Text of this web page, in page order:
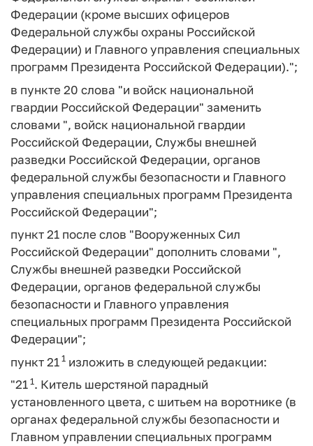
Федерации (кроме высших офицеров
Федеральной службы охраны Российской
Федерации) и Главного управления специальных
программ Президента Российской Федерации).";
в пункте 20 слова "и войск национальной
гвардии Российской Федерации" заменить
словами ", войск национальной гвардии
Российской Федерации, Службы внешней
разведки Российской Федерации, органов
федеральной службы безопасности и Главного
управления специальных программ Президента
Российской Федерации";
пункт 21 после слов "Вооруженных Сил
Российской Федерации" дополнить словами ",
Службы внешней разведки Российской
Федерации, органов федеральной службы
безопасности и Главного управления
специальных программ Президента Российской
Федерации";
пункт 21 1 изложить в следующей редакции:
"21 1 . Китель шерстяной парадный
установленного цвета, с шитьем на воротнике (в
органах федеральной службы безопасности и
Главном управлении специальных программ